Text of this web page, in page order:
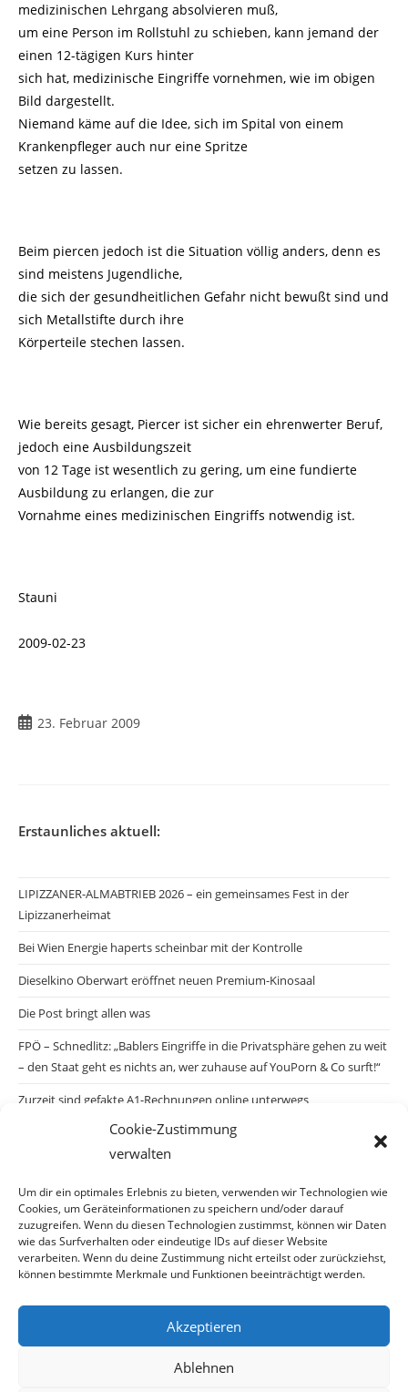
Cookie-Zustimmung
verwalten
Um dir ein optimales Erlebnis zu bieten, verwenden wir Technologien wie
Cookies, um Geräteinformationen zu speichern und/oder darauf
zuzugreifen. Wenn du diesen Technologien zustimmst, können wir Daten
wie das Surfverhalten oder eindeutige IDs auf dieser Website
verarbeiten. Wenn du deine Zustimmung nicht erteilst oder zurückziehst,
können bestimmte Merkmale und Funktionen beeinträchtigt werden.
Akzeptieren
Ablehnen
medizinischen Lehrgang absolvieren muß,
um eine Person im Rollstuhl zu schieben, kann jemand der
einen 12-tägigen Kurs hinter
sich hat, medizinische Eingriffe vornehmen, wie im obigen
Bild dargestellt.
Niemand käme auf die Idee, sich im Spital von einem
Krankenpfleger auch nur eine Spritze
setzen zu lassen.
Beim piercen jedoch ist die Situation völlig anders, denn es
sind meistens Jugendliche,
die sich der gesundheitlichen Gefahr nicht bewußt sind und
sich Metallstifte durch ihre
Körperteile stechen lassen.
Wie bereits gesagt, Piercer ist sicher ein ehrenwerter Beruf,
jedoch eine Ausbildungszeit
von 12 Tage ist wesentlich zu gering, um eine fundierte
Ausbildung zu erlangen, die zur
Vornahme eines medizinischen Eingriffs notwendig ist.
Stauni
2009-02-23
Beitrag
23. Februar 2009
Erstaunliches aktuell:
LIPIZZANER-ALMABTRIEB 2026 – ein gemeinsames Fest in der
Lipizzanerheimat
Bei Wien Energie haperts scheinbar mit der Kontrolle
Dieselkino Oberwart eröffnet neuen Premium-Kinosaal
Die Post bringt allen was
FPÖ – Schnedlitz: „Bablers Eingriffe in die Privatsphäre gehen zu weit
– den Staat geht es nichts an, wer zuhause auf YouPorn & Co surft!“
Zurzeit sind gefakte A1-Rechnungen online unterwegs
Salzburgs Juden und ihre Sicherheit: „Erst nach einem Anschlag wäre
die Gefahr endlich konkret!“
Biologisches Wunder in Ceuta
Ein vermeintliches Abschiebemärchen
Archiv